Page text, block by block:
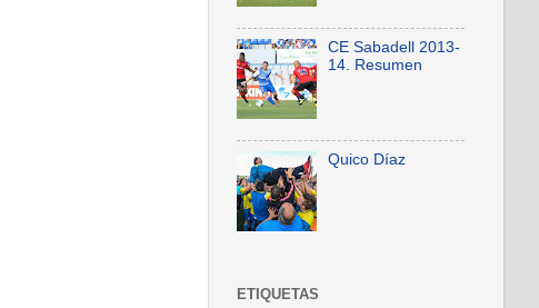
CE Sabadell 2013-
14. Resumen
Quico Díaz
ETIQUETAS